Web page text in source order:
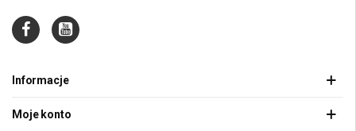
Informacje
Moje konto